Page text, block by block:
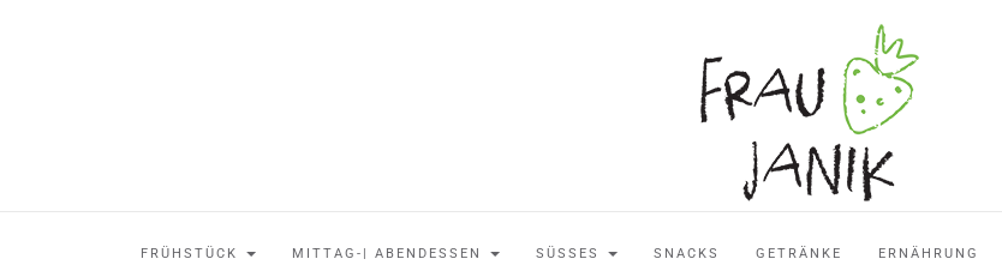
FRÜHSTÜCK MITTAG-| ABENDESSEN SÜSSES SNACKS GETRÄNKE ERNÄHRUNG